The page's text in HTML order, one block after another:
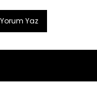
Yorum Yaz